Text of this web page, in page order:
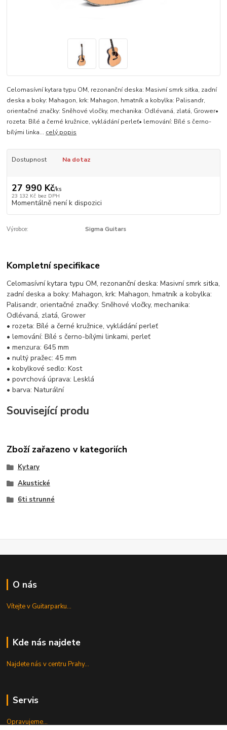
Celomasívní kytara typu OM, rezonanční deska: Masivní smrk sitka, zadní
deska a boky: Mahagon, krk: Mahagon, hmatník a kobylka: Palisandr,
orientačné značky: Sněhové vločky, mechanika: Odlévaná, zlatá, Grower•
rozeta: Bílé a černé kružnice, vykládání perleť• lemování: Bílé s černo-
bílými linka... celý popis
Dostupnost Na dotaz
27 990 Kč/ks
23 132 Kč bez DPH
Momentálně není k dispozici
Výrobce: Sigma Guitars
Kompletní specifikace
Celomasívní kytara typu OM, rezonanční deska: Masivní smrk sitka,
zadní deska a boky: Mahagon, krk: Mahagon, hmatník a kobylka:
Palisandr, orientačné značky: Sněhové vločky, mechanika:
Odlévaná, zlatá, Grower
• rozeta: Bílé a černé kružnice, vykládání perleť
• lemování: Bílé s černo-bílými linkami, perleť
• menzura: 645 mm
• nultý pražec: 45 mm
• kobylkové sedlo: Kost
• povrchová úprava: Lesklá
• barva: Naturální
Související produ
Zboží zařazeno v kategoriích
Kytary
Akustické
6ti strunné
O nás
Vítejte v Guitarparku...
Kde nás najdete
Najdete nás v centru Prahy...
Servis
Opravujeme...